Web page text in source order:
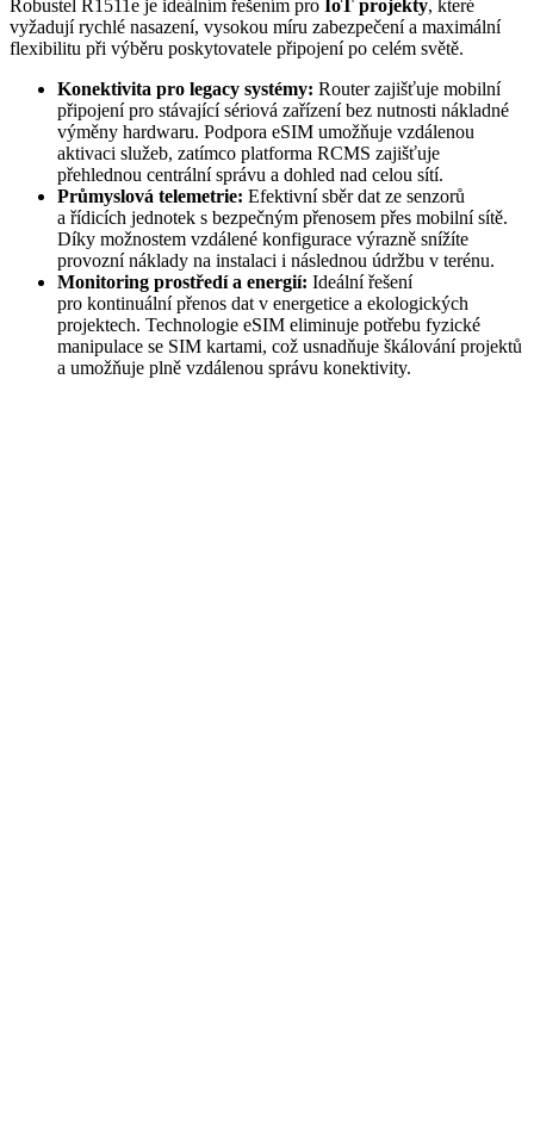
Robustel R1511e je ideálním řešením pro IoT projekty, které
vyžadují rychlé nasazení, vysokou míru zabezpečení a maximální
flexibilitu při výběru poskytovatele připojení po celém světě.
Konektivita pro legacy systémy: Routerzajišťuje mobilní
připojení pro stávající sériová zařízení bez nutnosti nákladné
výměny hardwaru. Podpora eSIM umožňuje vzdálenou
aktivaci služeb, zatímco platforma RCMS zajišťuje
přehlednou centrální správu a dohled nad celou sítí.
Průmyslová telemetrie: Efektivní sběr dat ze senzorů
a řídicích jednotek s bezpečným přenosem přes mobilní sítě.
Díky možnostem vzdálené konfigurace výrazně snížíte
provozní náklady na instalaci i následnou údržbu v terénu.
Monitoring prostředí a energií: Ideální řešení
pro kontinuální přenos dat v energetice a ekologických
projektech. Technologie eSIM eliminuje potřebu fyzické
manipulace se SIM kartami, což usnadňuje škálování projektů
a umožňuje plně vzdálenou správu konektivity.